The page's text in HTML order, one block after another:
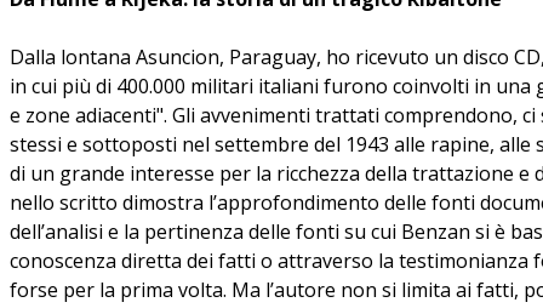
Dalla lontana Asuncion, Paraguay, ho ricevuto un disco CD, inviatomi dall’autore, Luciano Benzan, con "la storia inedita del ribaltone del settembre 1943 a Fiume e zone adiacenti, in cui più di 400.000 militari italiani furono coinvolti in una grande tragedia umana"; o ancora più sinteticamente: "Una cronaca inedita dell’armistizio dell’8 settembre 1943 a Fiume e zone adiacenti". Gli avvenimenti trattati comprendono, ci spiega Benzan,"pure la storia inedita di 500.000 civili italiani della Venezia Giulia abbandonati dallo Stato italiano a se stessi e sottoposti nel settembre del 1943 alle rapine, alle spoliazioni dei propri beni ed alla morte per foiba per parte dei titini." Questa sofferta opera di ricostruzione storica è di un grande interesse per la ricchezza della trattazione e delle analisi, rivelanti spesso una conoscenza diretta di fatti, di luoghi, di personaggi. La bibliografia che l’autore include nello scritto dimostra l’approfondimento delle fonti documentarie sui temi trattati. A questo proposito, essendo io di Pisino, ho constatato con soddisfazione la precisione dell’analisi e la pertinenza delle fonti su cui Benzan si è basato, tra cui lo scritto di Nerina Feresini "Quel terribile settembre". Le parti più valide sono quando l’autore, grazie alla conoscenza diretta dei fatti o attraverso la testimonianza fornitagli da amici e conoscenti, presenti in quel tempo sui luoghi, rende il lettore edotto di avvenimenti presentati forse per la prima volta. Ma l’autore non si limita ai fatti, poiché continuamente allude ad una regia prestabilita da cui essi discenderebbero. Il suo è un vero leitmotiv: "Niente fu casuale. Niente fu improvvisato. Tutto era stato organizzato... Qui è cieco solo chi non vuole vedere. I fatti sono sempre testardi. Dopo di noi nessuno, dopo di noi il nulla." Nello scritto di Luciano Benzan vi è una costante allusione a piani prestabiliti "a monte". Piani che restano elusivi e come fantomatici, e che mai divengono oggetto di un’indagine concreta perché l’autore, dato il loro numero e la loro concordanza, li ritiene una prova in sé circa la reale presenza di una regia occulta. Degna di grande encomio è quest’opera, almeno per il mio sentire, a motivo della straordinaria passione che la anima dall’inizio alla fine, e senza la quale le ricerche ch’essa presuppone non sarebbero state mai condotte a termine. Essa quindi merita una diffusione quanto più ampia possibile, in primo luogo tra i giuliano-dalmati. E fortunatamente l’autore ci annuncia che il contenuto del CD verrà edito, entro breve, in un libro: "Il testo è composto da 85 capitoli ed occupa circa 300 pagine-libro." Questa ricostruzione storica è basata sull’esperienza personale dell’autore, e su testimonianze fornitegli da chi visse quegli avvenimenti, e su ricerche e letture di libri, articoli, documenti. Ma cediamo la parola all’autore: "Questa storia del R43 [Ribaltone del 1943], in quell’area geografica, è praticamente e volutamente sconosciuta e questa mia cronaca è il frutto di una ricerca iniziata più di 40 anni fa. Moltissimi documenti, che avrebbero potuto aiutare in questo lavoro da certosino, sono stati distrutti già prima dell’8 Sett. del